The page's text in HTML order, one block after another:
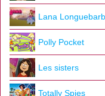
Lana
Polly Pocket
Les sisters
Totally Spies